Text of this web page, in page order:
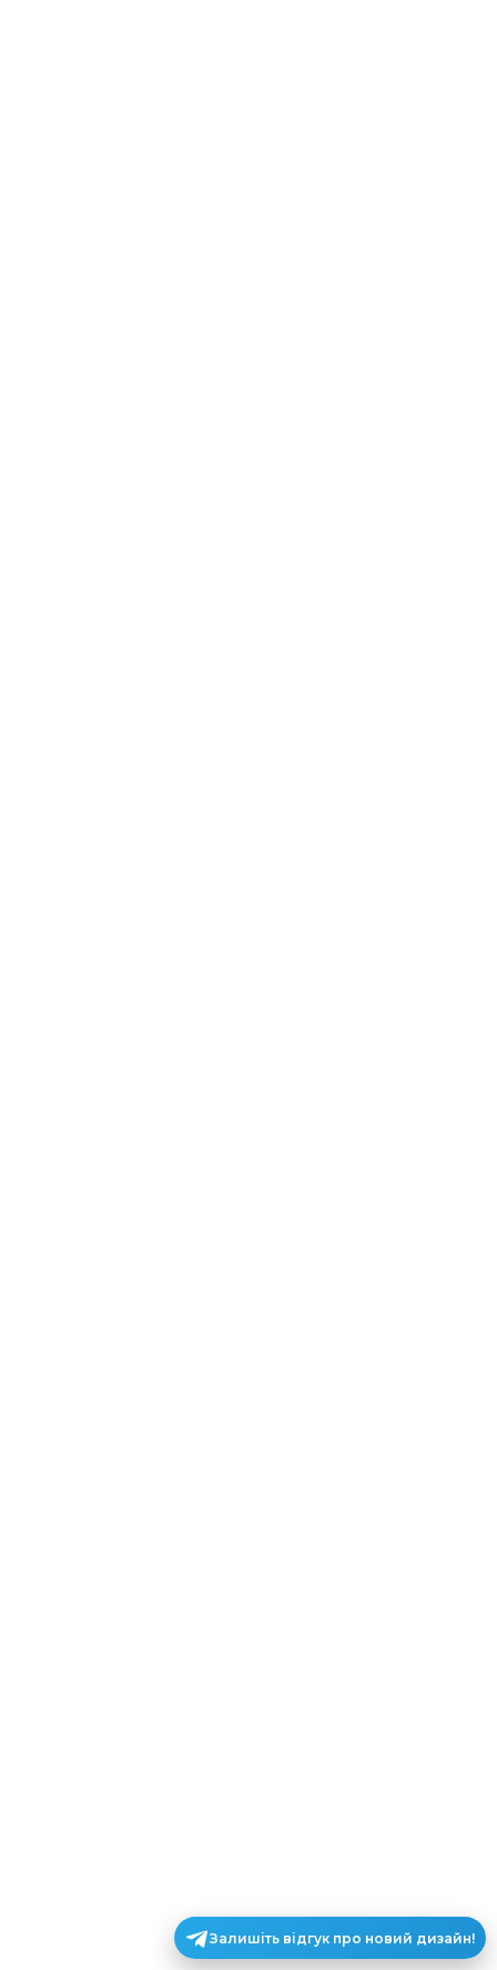
Залишіть відгук про новий дизайн!